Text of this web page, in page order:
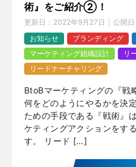
術』をご紹介②！
更新日： 2022年9月27日 公開日
お知らせ
ブランディング
マーケティング組織設計
リ
リードナーチャリング
BtoBマーケティングの『戦
何をどのようにやるかを決
ための手段である『戦術』
ケティングアクションをす
す。 リード […]